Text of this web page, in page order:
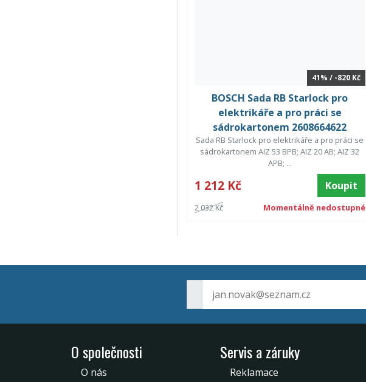
41% / -820 Kč
BOSCH Sada RB Starlock pro
elektrikáře a pro práci se
sádrokartonem 2608664622
Sada RB Starlock pro elektrikáře a pro práci se
sádrokartonem AIZ 53 BPB; AIZ 20 AB; AIZ 32
APB; ...
1 212 Kč Koupit
2 032 Kč Momentálně nedostupné
O společnosti
O nás
Servis a záruky
Reklamace